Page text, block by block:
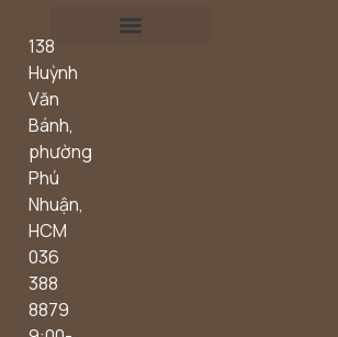
138
Huỳnh
Văn
Bánh,
phường
Phú
Nhuận,
HCM
036
388
8879